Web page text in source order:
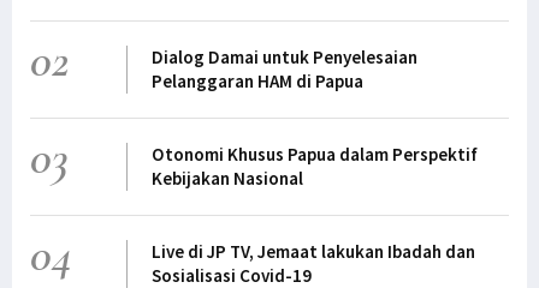
02
Dialog Damai untuk Penyelesaian
Pelanggaran HAM di Papua
03
Otonomi Khusus Papua dalam Perspektif
Kebijakan Nasional
04
Live di JP TV, Jemaat lakukan Ibadah dan
Sosialisasi Covid-19